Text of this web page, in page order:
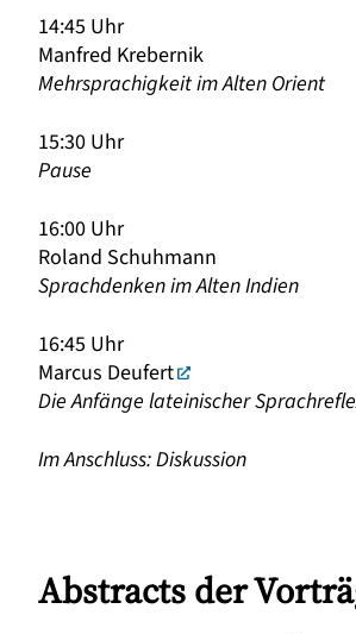
14:45 Uhr
Manfred Krebernik
Mehrsprachigkeit im Alten Orient
15:30 Uhr
Pause
16:00 Uhr
Roland Schuhmann
Sprachdenken im Alten Indien
16:45 Uhr
Marcus Deufert
Die Anfänge lateinischer
Im Anschluss: Diskussion
Abstracts der